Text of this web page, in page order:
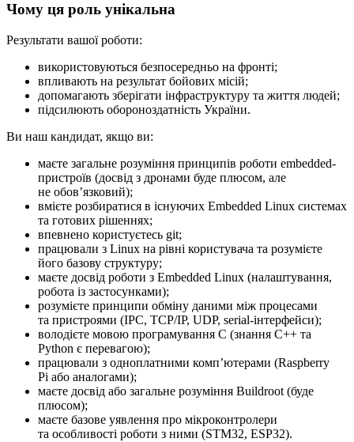
Чому ця роль унікальна
Результати вашої роботи:
використовуються безпосередньо на фронті;
впливають на результат бойових місій;
допомагають зберігати інфраструктуру та життя людей;
підсилюють обороноздатність України.
Ви наш кандидат, якщо ви:
маєте загальне розуміння принципів роботи embedded-
пристроїв (досвід з дронами буде плюсом, але
не обовʼязковий);
вмієте розбиратися в існуючих Embedded Linux системах
та готових рішеннях;
впевнено користуєтесь git;
працювали з Linux на рівні користувача та розумієте
його базову структуру;
маєте досвід роботи з Embedded Linux (налаштування,
робота із застосунками);
розумієте принципи обміну даними між процесами
та пристроями (IPC, TCP/IP, UDP, serial-інтерфейси);
володієте мовою програмування C (знання C++ та
Python є перевагою);
працювали з одноплатними компʼютерами (Raspberry
Pi або аналогами);
маєте досвід або загальне розуміння Buildroot (буде
плюсом);
маєте базове уявлення про мікроконтролери
та особливості роботи з ними (STM32, ESP32).